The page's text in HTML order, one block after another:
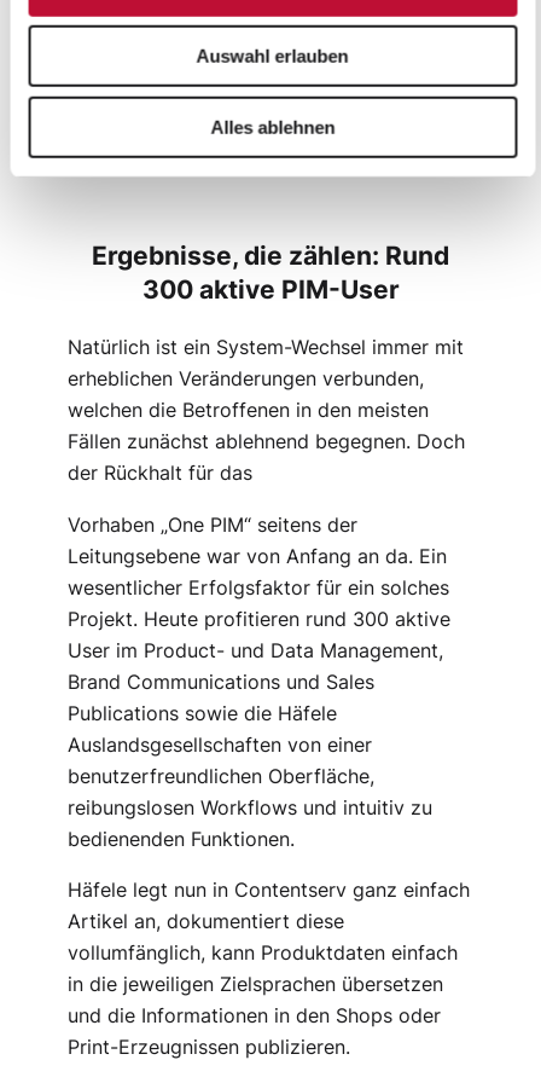
Auswahl erlauben
Alles ablehnen
priint:comet, DataFlow, BS [i]-flow
Konnektor oder dem SAWS Intershop-
Konnektor, werden verschiedene
Ergebnisse, die zählen: Rund
300 aktive PIM-User
Natürlich ist ein System-Wechsel immer mit
erheblichen Veränderungen verbunden,
welchen die Betroffenen in den meisten
Fällen zunächst ablehnend begegnen. Doch
der Rückhalt für das
Vorhaben „One PIM“ seitens der
Leitungsebene war von Anfang an da. Ein
wesentlicher Erfolgsfaktor für ein solches
Projekt. Heute profitieren rund 300 aktive
User im Product- und Data Management,
Brand Communications und Sales
Publications sowie die Häfele
Auslandsgesellschaften von einer
benutzerfreundlichen Oberfläche,
reibungslosen Workflows und intuitiv zu
bedienenden Funktionen.
Häfele legt nun in Contentserv ganz einfach
Artikel an, dokumentiert diese
vollumfänglich, kann Produktdaten einfach
in die jeweiligen Zielsprachen übersetzen
und die Informationen in den Shops oder
Print-Erzeugnissen publizieren.